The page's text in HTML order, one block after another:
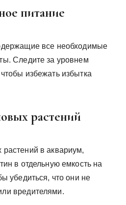
питание
все необходимые
Следите за уровнем
избежать избытка
растений
в аквариум,
в отдельную емкость на
убедиться, что они не
вредителями.